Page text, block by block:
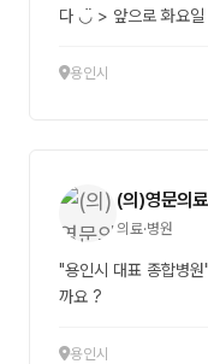
다 ◡̈ > 앞으로 화요일 휴무일에도 픽업 가능합니다! 정기 휴무일
이인 화요일과 휴무일
용인시
(의)영문의
의료·병원
"용인시 대표 종합병원" <다보
까요 ?
용인시